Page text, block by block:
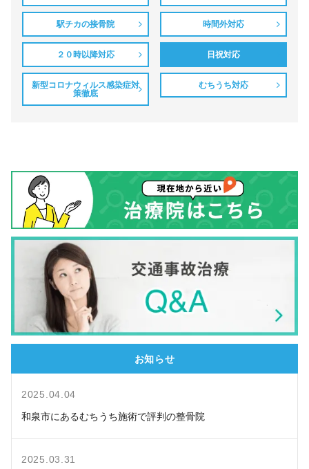
駅チカの接骨院 時間外対応
２０時以降対応 日祝対応
新型コロナウィルス感染症対
策徹底
むちうち対応
お知らせ
2025.04.04
和泉市にあるむちうち施術で評判の整骨院
2025.03.31